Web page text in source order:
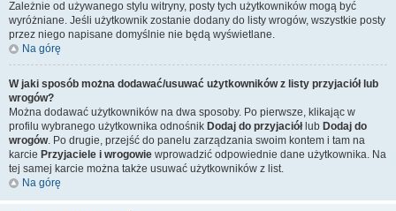
Zależnie od używanego stylu witryny, posty tych użytkowników mogą być
wyróżniane. Jeśli użytkownik zostanie dodany do listy wrogów, wszystkie posty
przez niego napisane domyślnie nie będą wyświetlane.
Na górę
W jaki sposób można dodawać/usuwać użytkowników z listy przyjaciół lub
wrogów?
Można dodawać użytkowników na dwa sposoby. Po pierwsze, klikając w
profilu wybranego użytkownika odnośnik Dodaj do przyjaciółlub Dodaj do
wrogów. Po drugie, przejść do panelu zarządzania swoim kontem i tam na
karcie Przyjaciele i wrogowie wprowadzić odpowiednie dane użytkownika. Na
tej samej karcie można także usuwać użytkowników z list.
Na górę